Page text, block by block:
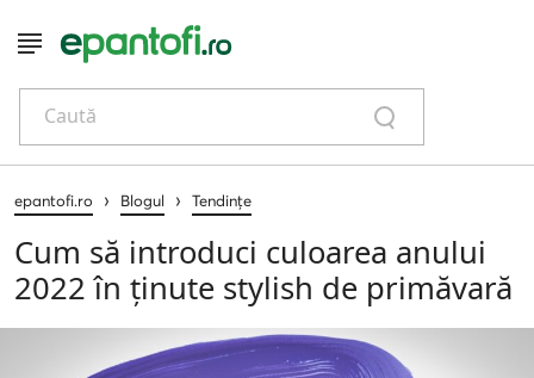
Caută
epantofi.ro › Blogul › Tendințe
Cum să introduci culoarea anului
2022 în ținute stylish de primăvară